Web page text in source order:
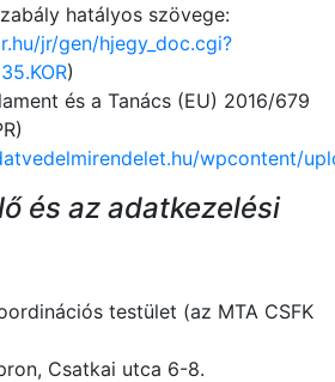
hatályos szövege:
jr/gen/hjegy_doc.cgi?
)
és a Tanács (EU) 2016/679
wpcontent/
és az adatkezelési
testület (az MTA CSFK
Csatkai utca 6-8.